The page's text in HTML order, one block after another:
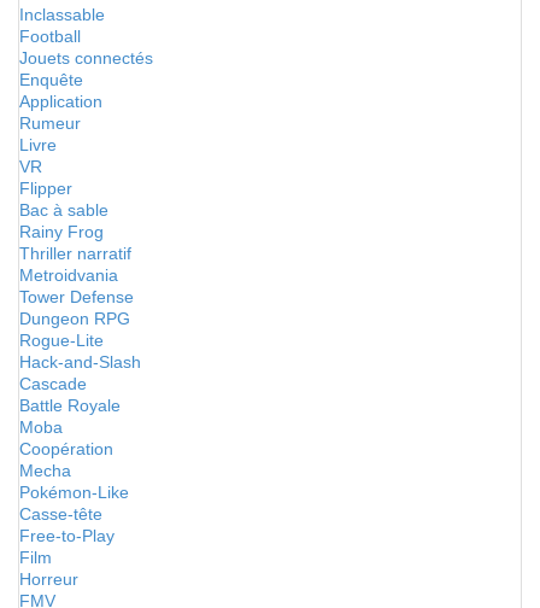
Inclassable
Football
Jouets connectés
Enquête
Application
Rumeur
Livre
VR
Flipper
Bac à sable
Rainy Frog
Thriller narratif
Metroidvania
Tower Defense
Dungeon RPG
Rogue-Lite
Hack-and-Slash
Cascade
Battle Royale
Moba
Coopération
Mecha
Pokémon-Like
Casse-tête
Free-to-Play
Film
Horreur
FMV